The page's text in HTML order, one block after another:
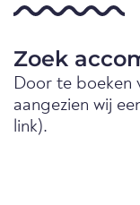
Zoek
Door te boeken
aangezien wij
link).